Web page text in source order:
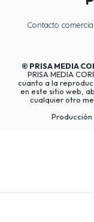
Contacto comercial
© PRISA MEDIA
PRISA MEDIA
cuanto a la
en este sitio web,
cualquier otro
Producción